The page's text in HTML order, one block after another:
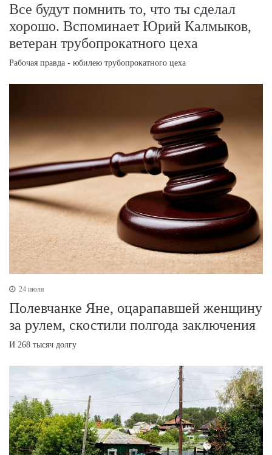
Все будут помнить то, что ты сделал
хорошо. Вспоминает Юрий Калмыков,
ветеран трубопрокатного цеха
Рабочая правда - юбилею трубопрокатного цеха
24 июля
Полевчанке Яне, оцарапавшей женщину
за рулем, скостили полгода заключения
И 268 тысяч долгу